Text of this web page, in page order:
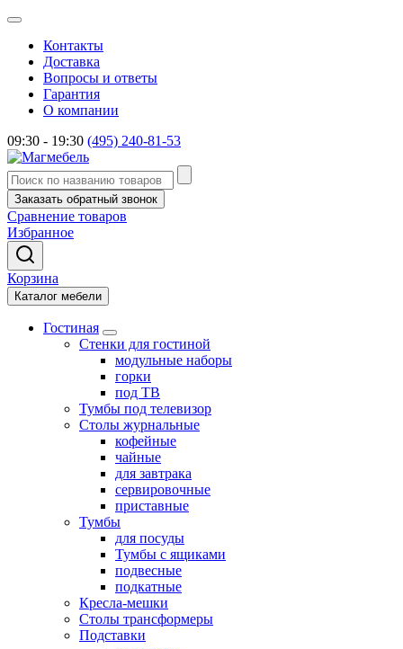
Контакты
Доставка
Вопросы и ответы
Гарантия
О компании
09:30 - 19:30 (495) 240-81-53
Заказать обратный звонок
Сравнение товаров
Избранное
Корзина
Каталог мебели
Гостиная
Стенки для гостиной
модульные наборы
горки
под ТВ
Тумбы под телевизор
Столы журнальные
кофейные
чайные
для завтрака
сервировочные
приставные
Тумбы
для посуды
Тумбы с ящиками
подвесные
подкатные
Кресла-мешки
Столы трансформеры
Подставки